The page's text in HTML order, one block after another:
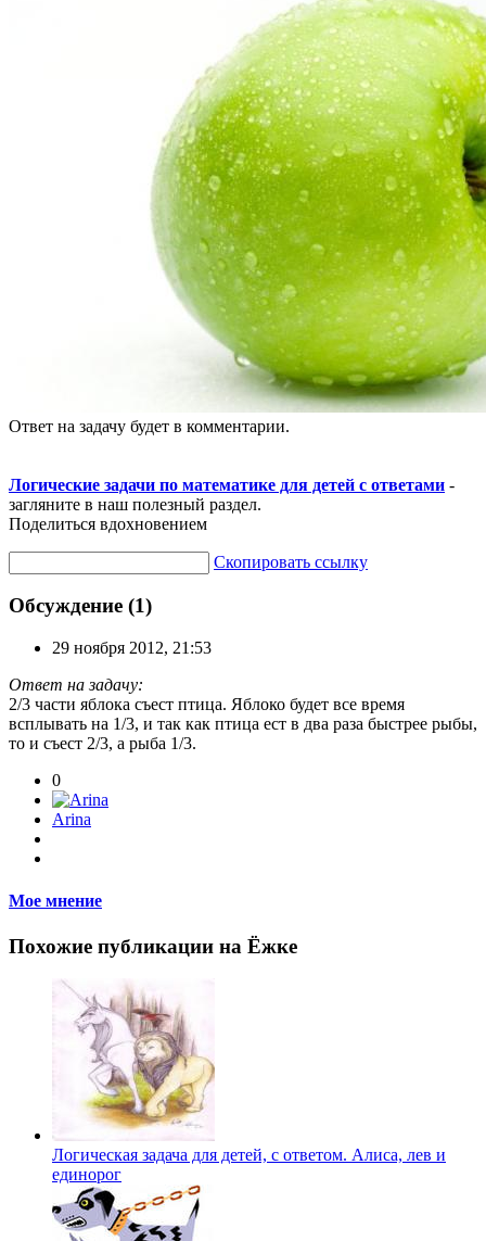
Ответ на задачу будет в комментарии.
Логические задачи по математике для детей с ответами -
загляните в наш полезный раздел.
Поделиться вдохновением
Скопировать ссылку
Обсуждение (1)
29 ноября 2012, 21:53
Ответ на задачу:
2/3 части яблока съест птица. Яблоко будет все время
всплывать на 1/3, и так как птица ест в два раза быстрее рыбы,
то и съест 2/3, а рыба 1/3.
0
Arina
Мое мнение
Похожие публикации на Ёжке
Логическая задача для детей, с ответом. Алиса, лев и
единорог